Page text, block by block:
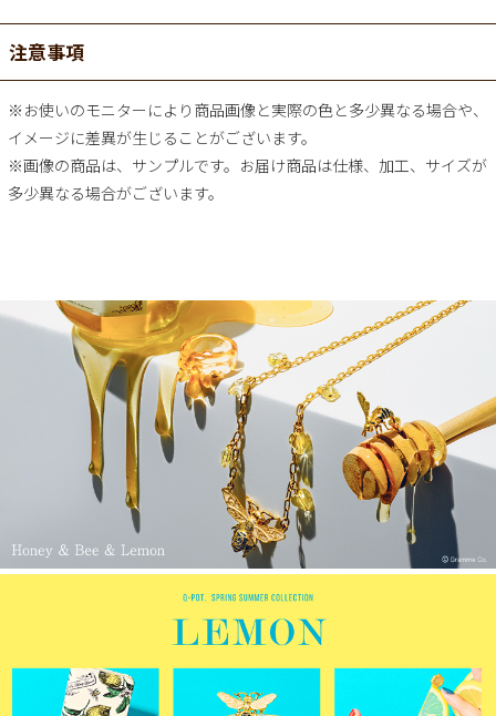
注意事項
※お使いのモニターにより商品画像と実際の色と多少異なる場合や、
イメージに差異が生じることがございます。
※画像の商品は、サンプルです。お届け商品は仕様、加工、サイズが
多少異なる場合がございます。